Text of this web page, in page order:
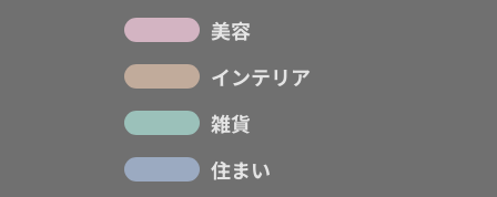
美容
インテリア
雑貨
住まい